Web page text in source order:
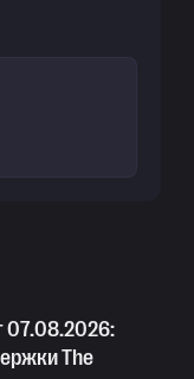
07.08.2026:
The